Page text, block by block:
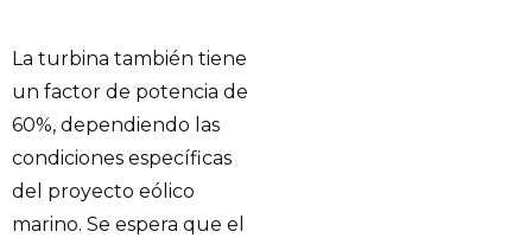
La turbina también tiene
un factor de potencia de
60%, dependiendo las
condiciones específicas
del proyecto eólico
marino. Se espera que el